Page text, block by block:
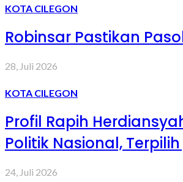
KOTA CILEGON
Robinsar Pastikan
28, Juli 2026
KOTA CILEGON
Profil Rapih
Politik Nasional,
24, Juli 2026